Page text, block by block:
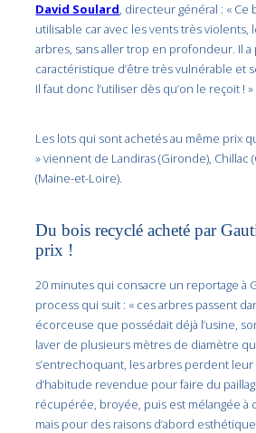
David Soulard, directeur général : «
utilisable car avec les vents très violents,
arbres, sans aller trop en profondeur. Il a
caractéristique d’être très vulnérable et
Il faut donc l’utiliser dès qu’on le reçoit ! »
Les lots qui sont achetés au même prix
» viennent de Landiras (Gironde), Chillac
(Maine-et-Loire).
Du bois recyclé acheté par
prix !
20 minutes qui consacre un reportage à
process qui suit : « ces arbres passent
écorceuse que possédait déjà l’usine,
laver de plusieurs mètres de diamètre
s’entrechoquant, les arbres perdent
d’habitude revendue pour faire du
récupérée, broyée, puis est mélangée à
mais pour des raisons d’abord